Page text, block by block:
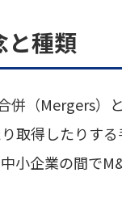
と種類
（Mergers）
取得したりす
小企業の間で